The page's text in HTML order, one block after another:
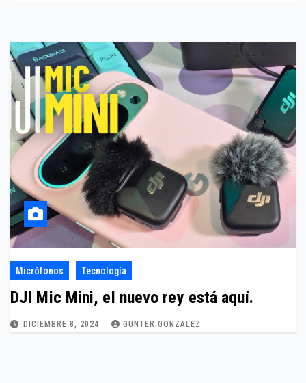
Micrófonos Tecnología
DJI Mic Mini, el nuevo rey está aquí.
DICIEMBRE 8, 2024 GUNTER.GONZALEZ